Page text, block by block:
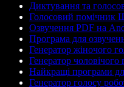
Диктування та
Голосовий помічник
Озвучення PDF на
Програма для
Генератор жіночого
Генератор чоловічого
Найкращі програми
Генератор голосу